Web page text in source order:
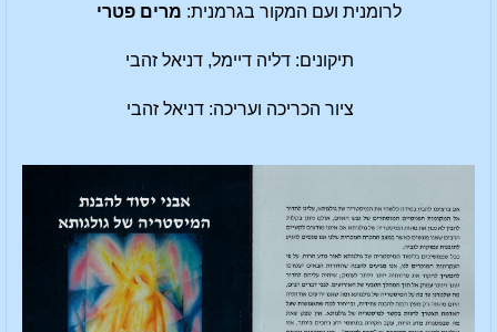
לרומנית ועם המקור בגרמנית: מרים פטרי
תיקונים: דליה דיימל, דניאל זהבי
ציור הכריכה ועריכה: דניאל זהבי